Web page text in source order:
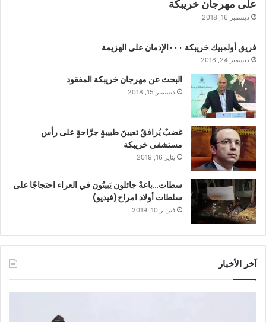
على مهرجان خريبكة
ديسمبر 16, 2018
فريق أولمبيك خريبكة ٠٠٠الإدمان على الهزيمة
ديسمبر 24, 2018
البحث عن مهرجان خريبكة المفقود
ديسمبر 15, 2018
غضبٌ يُرافقُ تعيينَ طبيبةٍ جرَّاحةٍ على رأس
مستشفى خريبكة
يناير 16, 2019
سطات…باعةٌ جائلون يَبيتُون في العراء احتجاجًا على
سلطات أولاد امراح(فيديو)
فبراير 10, 2019
آخر الأخبار